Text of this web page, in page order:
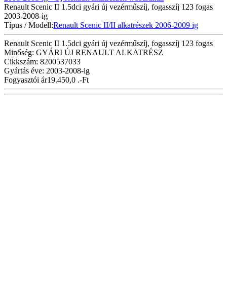
Renault Scenic II 1.5dci gyári új vezérműszíj, fogasszíj 123 fogas
2003-2008-ig
Típus / Modell:Renault Scenic II/II alkatrészek 2006-2009 ig
Renault Scenic II 1.5dci gyári új vezérműszíj, fogasszíj 123 fogas
Minőség: GYÁRI ÚJ RENAULT ALKATRÉSZ
Cikkszám: 8200537033
Gyártás éve: 2003-2008-ig
Fogyasztói ár19.450,0 .-Ft